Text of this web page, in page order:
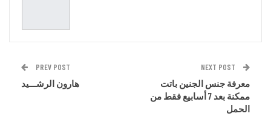
PREV POST
هارون الرشـــيد
NEXT POST
معرفة جنس الجنين باتت
ممكنة بعد 7 أسابيع فقط من
الحمل